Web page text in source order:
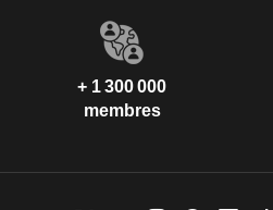
+ 1 300 000
membres